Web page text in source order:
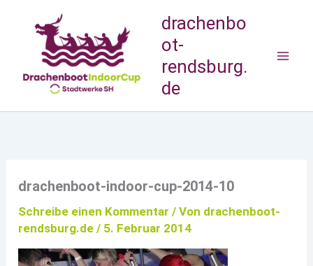
springen
drachenbo
ot-
rendsburg.
de
drachenboot-indoor-cup-2014-10
Schreibe einen Kommentar / Von drachenboot-
rendsburg.de/ 5. Februar 2014